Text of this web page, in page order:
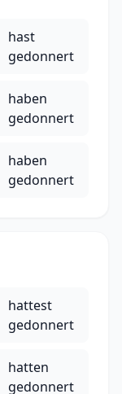
hast
gedonnert
haben
gedonnert
haben
gedonnert
hattest
gedonnert
hatten
gedonnert